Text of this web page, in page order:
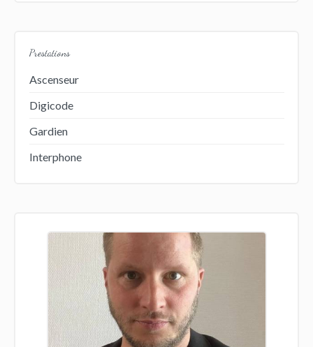
Prestations
Ascenseur
Digicode
Gardien
Interphone